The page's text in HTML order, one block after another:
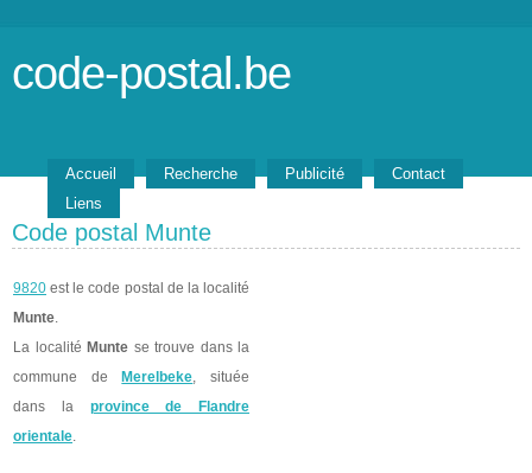
code-postal.be
Accueil Recherche Publicité
Contact
Liens
Code postal Munte
9820 est le code postal de la localité
Munte.
La localité Munte se trouve dans la
commune de
Merelbeke, située
dans la province de Flandre
orientale.